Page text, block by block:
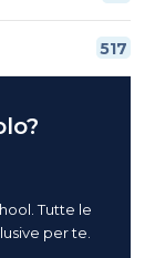
517
Tutte le
per te.